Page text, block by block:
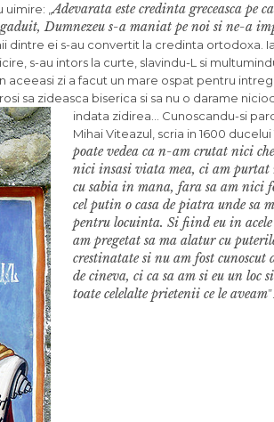
„ Adevarata este credinta greceasca pe
Dumnezeu s-a maniat pe noi si ne-a
din­tre ei s-au convertit la credinta ortodoxa.
s-au intors la curte, slavindu-L si
zi a facut un mare ospat pen­tru intreg
sa zideasca bi­serica si sa nu o darame
indata zidirea… Cunoscandu-si
Mihai Viteazul, scria in 1600 ducelui
poate vedea ca n-am crutat nici
nici insasi viata mea, ci am purtat
cu sabia in mana, fara sa am nici
cel putin o casa de pia­tra unde sa
pentru locuinta. Si fiind eu in
am prege­tat sa ma alatur cu
crestinatate si nu am fost
de cineva, ci ca sa am si eu un loc
toate celelalte prietenii ce le aveam